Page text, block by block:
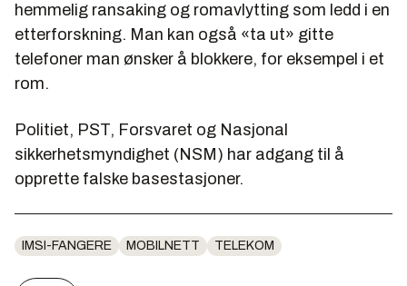
hemmelig ransaking og romavlytting som ledd i en
etterforskning. Man kan også «ta ut» gitte
telefoner man ønsker å blokkere, for eksempel i et
rom.
Politiet, PST, Forsvaret og Nasjonal
sikkerhetsmyndighet (NSM) har adgang til å
opprette falske basestasjoner.
IMSI-FANGERE MOBILNETT TELEKOM